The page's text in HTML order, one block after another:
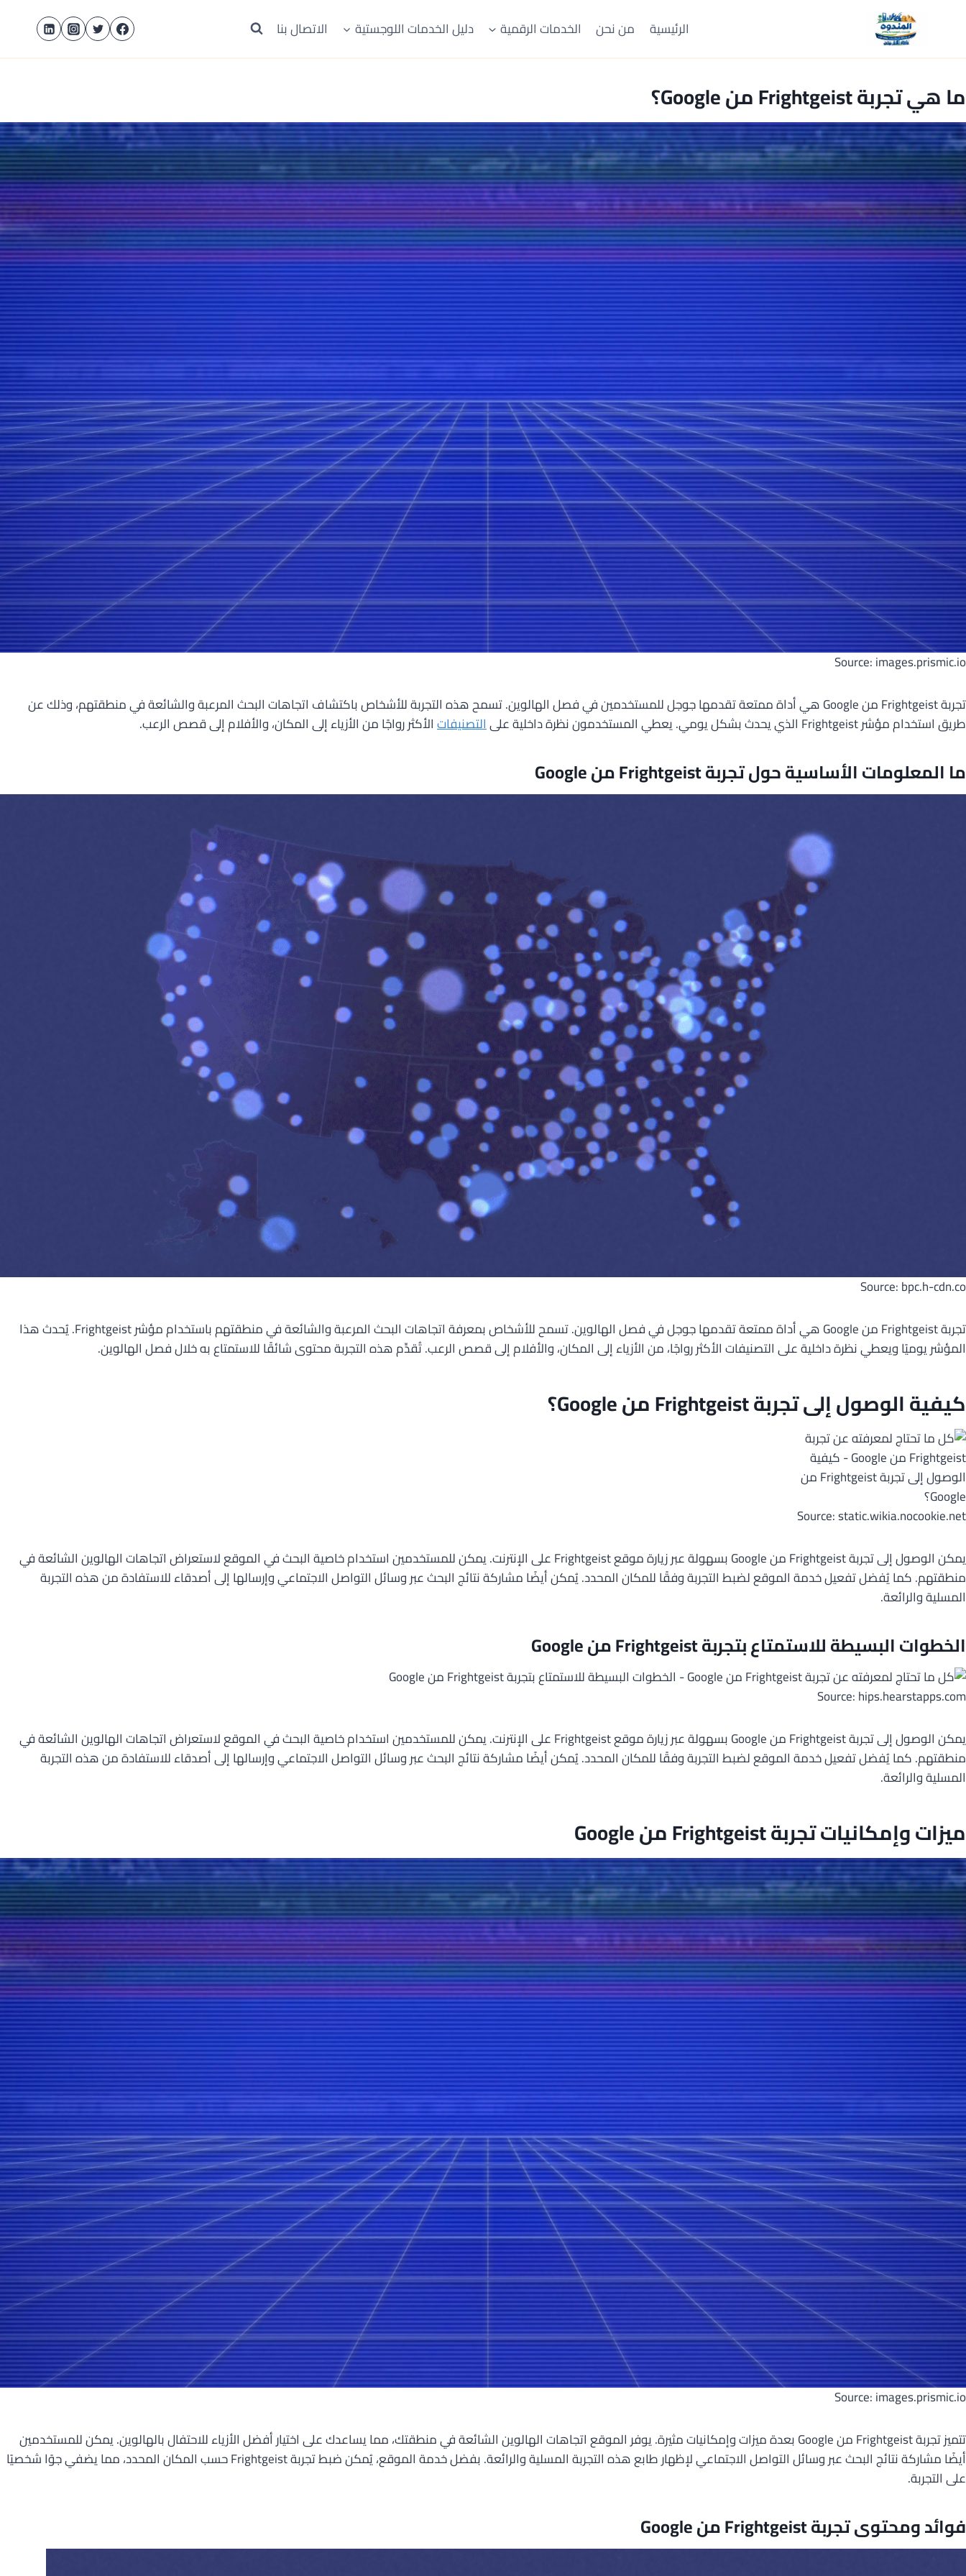
الرئيسية من نحن الخدمات الرقمية دليل الخدمات اللوجستية الاتصال بنا
ما هي تجربة Frightgeist من Google؟
Source: images.prismic.io
تجربة Frightgeist من Google هي أداة ممتعة تقدمها جوجل للمستخدمين في فصل الهالوين. تسمح هذه التجربة للأشخاص باكتشاف اتجاهات البحث المرعبة والشائعة في منطقتهم، وذلك عن
طريق استخدام مؤشر Frightgeist الذي يحدث بشكل يومي. يعطي المستخدمون نظرة داخلية على
التصنيفاتالأكثر رواجًا من الأزياء إلى المكان، والأفلام إلى قصص الرعب.
ما المعلومات الأساسية حول تجربة Frightgeist من Google
Source: bpc.h-cdn.co
تجربة Frightgeist من Google هي أداة ممتعة تقدمها جوجل في فصل الهالوين. تسمح للأشخاص بمعرفة اتجاهات البحث المرعبة والشائعة في منطقتهم باستخدام مؤشر Frightgeist. يُحدث هذا
المؤشر يوميًا ويعطي نظرة داخلية على التصنيفات الأكثر رواجًا، من الأزياء إلى المكان، والأفلام إلى قصص الرعب. تُقدِّم هذه التجربة محتوى شائقًا للاستمتاع به خلال فصل الهالوين.
كيفية الوصول إلى تجربة Frightgeist من Google؟
Source: static.wikia.nocookie.net
يمكن الوصول إلى تجربة Frightgeist من Google بسهولة عبر زيارة موقع Frightgeist على الإنترنت. يمكن للمستخدمين استخدام خاصية البحث في الموقع لاستعراض اتجاهات الهالوين الشائعة في
منطقتهم. كما يُفضل تفعيل خدمة الموقع لضبط التجربة وفقًا للمكان المحدد. يُمكن أيضًا مشاركة نتائج البحث عبر وسائل التواصل الاجتماعي وإرسالها إلى أصدقاء للاستفادة من هذه التجربة
المسلية والرائعة.
الخطوات البسيطة للاستمتاع بتجربة Frightgeist من Google
Source: hips.hearstapps.com
يمكن الوصول إلى تجربة Frightgeist من Google بسهولة عبر زيارة موقع Frightgeist على الإنترنت. يمكن للمستخدمين استخدام خاصية البحث في الموقع لاستعراض اتجاهات الهالوين الشائعة في
منطقتهم. كما يُفضل تفعيل خدمة الموقع لضبط التجربة وفقًا للمكان المحدد. يُمكن أيضًا مشاركة نتائج البحث عبر وسائل التواصل الاجتماعي وإرسالها إلى أصدقاء للاستفادة من هذه التجربة
المسلية والرائعة.
ميزات وإمكانيات تجربة Frightgeist من Google
Source: images.prismic.io
تتميز تجربة Frightgeist من Google بعدة ميزات وإمكانيات مثيرة. يوفر الموقع اتجاهات الهالوين الشائعة في منطقتك، مما يساعدك على اختيار أفضل الأزياء للاحتفال بالهالوين. يمكن للمستخدمين
أيضًا مشاركة نتائج البحث عبر وسائل التواصل الاجتماعي لإظهار طابع هذه التجربة المسلية والرائعة. بفضل خدمة الموقع، يُمكن ضبط تجربة Frightgeist حسب المكان المحدد، مما يضفي جوًا شخصيًا
على التجربة.
فوائد ومحتوى تجربة Frightgeist من Google